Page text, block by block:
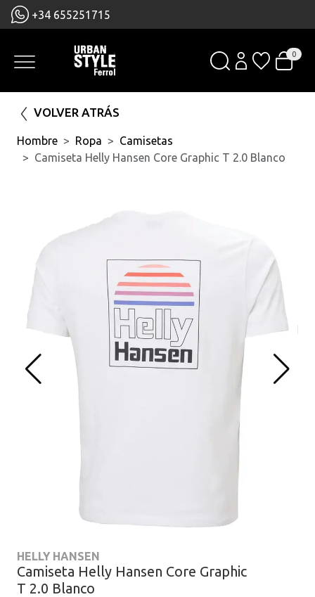
+34 655251715
0
VOLVER ATRÁS
Hombre Ropa
Camisetas
Camiseta Helly Hansen Core Graphic T 2.0 Blanco
HELLY HANSEN
Camiseta Helly Hansen Core Graphic
T 2.0 Blanco